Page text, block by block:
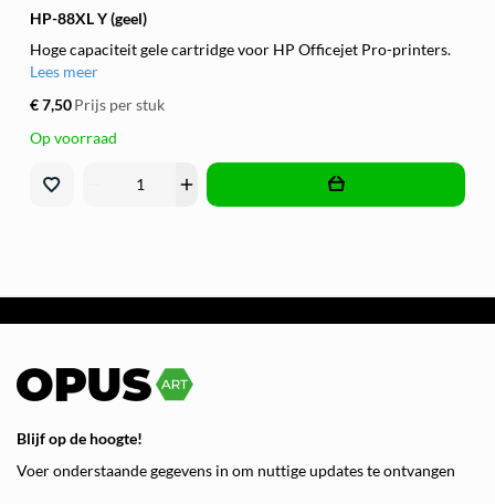
HP-88XL Y (geel)
Hoge capaciteit gele cartridge voor HP Officejet Pro-printers.
Lees meer
€ 7,50Prijs per stuk
Op voorraad
add
Blijf op de hoogte!
Voer onderstaande gegevens in om nuttige updates te ontvangen